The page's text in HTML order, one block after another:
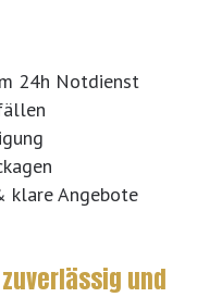
24h Notdienst
klare Angebote
und